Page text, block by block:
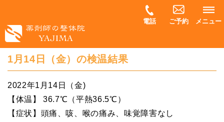
電話 ご予約 メニュー
1月14日（金）の検温結果
2022年1月14日（金)
【体温】 36.7℃（平熱36.5℃）
【症状】頭痛、咳、喉の痛み、味覚障害なし